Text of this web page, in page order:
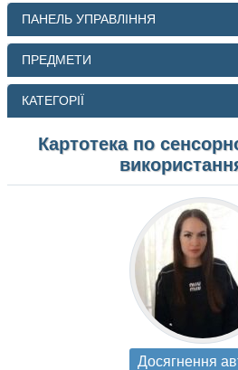
КОНТАКТИ
ПОШУК
ПАНЕЛЬ УПРАВЛІННЯ
ПРЕДМЕТИ
КАТЕГОРІЇ
Картотека по
Досягнення